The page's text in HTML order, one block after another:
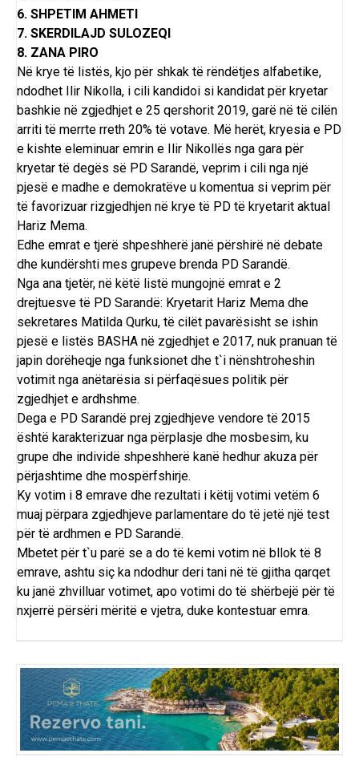
6. SHPETIM AHMETI
7. SKERDILAJD SULOZEQI
8. ZANA PIRO
Në krye të listës, kjo për shkak të rëndëtjes alfabetike,
ndodhet Ilir Nikolla, i cili kandidoi si kandidat për kryetar
bashkie në zgjedhjet e 25 qershorit 2019, garë në të cilën
arriti të merrte rreth 20% të votave. Më herët, kryesia e PD
e kishte eleminuar emrin e Ilir Nikollës nga gara për
kryetar të degës së PD Sarandë, veprim i cili nga një
pjesë e madhe e demokratëve u komentua si veprim për
të favorizuar rizgjedhjen në krye të PD të kryetarit aktual
Hariz Mema.
Edhe emrat e tjerë shpeshherë janë përshirë në debate
dhe kundërshti mes grupeve brenda PD Sarandë.
Nga ana tjetër, në këtë listë mungojnë emrat e 2
drejtuesve të PD Sarandë: Kryetarit Hariz Mema dhe
sekretares Matilda Qurku, të cilët pavarësisht se ishin
pjesë e listës BASHA në zgjedhjet e 2017, nuk pranuan të
japin dorëheqje nga funksionet dhe t`i nënshtroheshin
votimit nga anëtarësia si përfaqësues politik për
zgjedhjet e ardhshme.
Dega e PD Sarandë prej zgjedhjeve vendore të 2015
është karakterizuar nga përplasje dhe mosbesim, ku
grupe dhe individë shpeshherë kanë hedhur akuza për
përjashtime dhe mospërfshirje.
Ky votim i 8 emrave dhe rezultati i këtij votimi vetëm 6
muaj përpara zgjedhjeve parlamentare do të jetë një test
për të ardhmen e PD Sarandë.
Mbetet për t`u parë se a do të kemi votim në bllok të 8
emrave, ashtu siç ka ndodhur deri tani në të gjitha qarqet
ku janë zhvilluar votimet, apo votimi do të shërbejë për të
nxjerrë përsëri mëritë e vjetra, duke kontestuar emra.